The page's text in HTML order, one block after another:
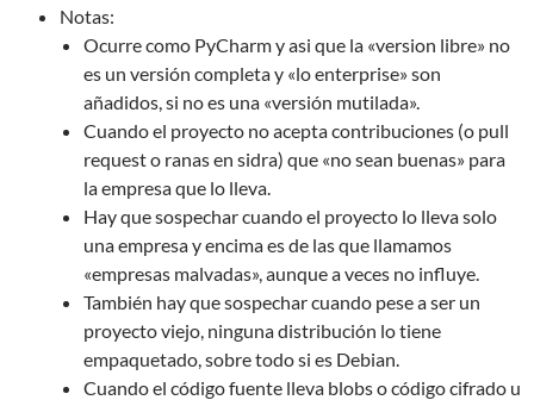
Notas:
Ocurre como PyCharm y asi que la «version libre» no
es un versión completa y «lo enterprise» son
añadidos, si no es una «versión mutilada».
Cuando el proyecto no acepta contribuciones (o pull
request o ranas en sidra) que «no sean buenas» para
la empresa que lo lleva.
Hay que sospechar cuando el proyecto lo lleva solo
una empresa y encima es de las que llamamos
«empresas malvadas», aunque a veces no influye.
También hay que sospechar cuando pese a ser un
proyecto viejo, ninguna distribución lo tiene
empaquetado, sobre todo si es Debian.
Cuando el código fuente lleva blobs o código cifrado u